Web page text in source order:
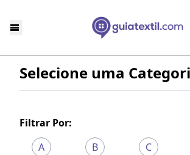
Selecione uma
Filtrar Por:
A
B C